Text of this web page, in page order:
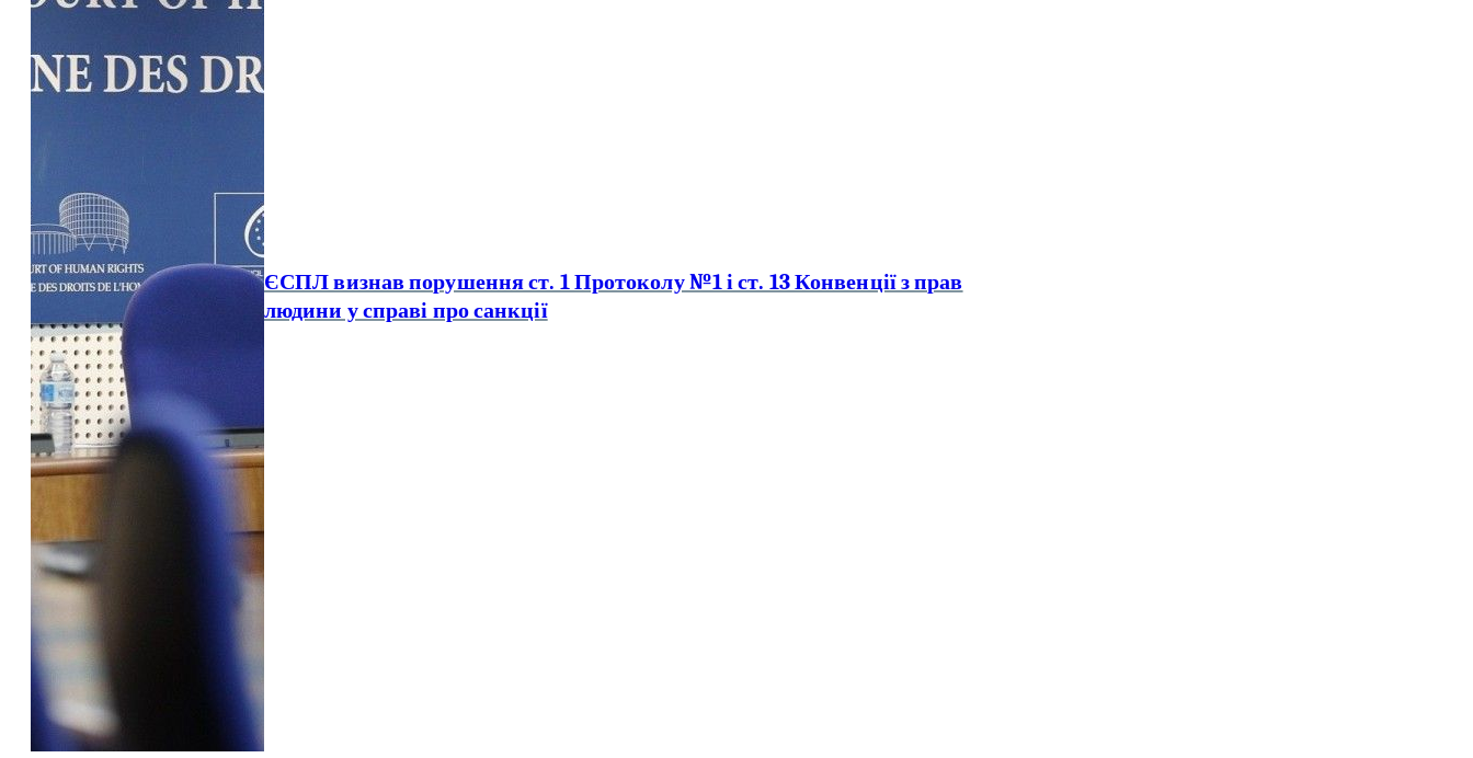
ЄСПЛ визнав порушення ст. 1 Протоколу №1 і ст. 13 Конвенції з прав
людини у справі про санкції